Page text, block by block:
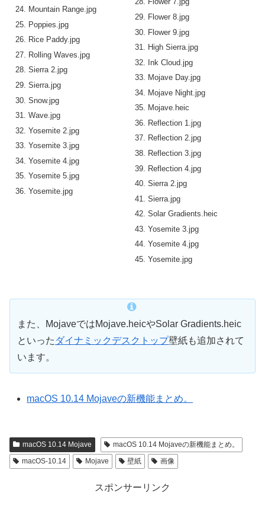
Mountain Range.jpg
Poppies.jpg
Rice Paddy.jpg
Rolling Waves.jpg
Sierra 2.jpg
Sierra.jpg
Snow.jpg
Wave.jpg
Yosemite 2.jpg
Yosemite 3.jpg
Yosemite 4.jpg
Yosemite 5.jpg
Yosemite.jpg
Flower 8.jpg
Flower 9.jpg
High Sierra.jpg
Ink Cloud.jpg
Mojave Day.jpg
Mojave Night.jpg
Mojave.heic
Reflection 1.jpg
Reflection 2.jpg
Reflection 3.jpg
Reflection 4.jpg
Sierra 2.jpg
Sierra.jpg
Solar Gradients.heic
Yosemite 3.jpg
Yosemite 4.jpg
Yosemite.jpg
また、MojaveではMojave.heicやSolar Gradients.heic
といった ダイナミックデスクトップ壁紙も追加されて
います。
macOS 10.14 Mojaveの新機能まとめ。
macOS 10.14 Mojave
macOS 10.14 Mojaveの新機能まとめ。
macOS-10.14
Mojave 壁紙 画像
スポンサーリンク